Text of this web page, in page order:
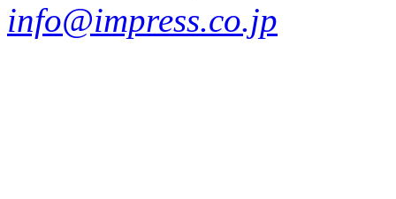
info@impress.co.jp